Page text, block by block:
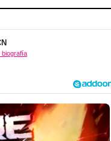
biografía